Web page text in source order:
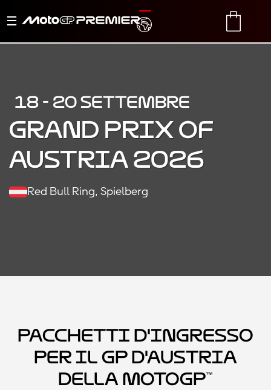
Menu
navigazione
TRANSLATE
18 - 20 SETTEMBRE
Grand Prix of
Austria 2026
Red Bull Ring, Spielberg
Pacchetti d'ingresso
per il GP d'Austria
della MotoGP™